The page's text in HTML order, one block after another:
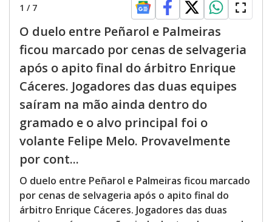
1 / 7
O duelo entre Peñarol e Palmeiras
ficou marcado por cenas de selvageria
após o apito final do árbitro Enrique
Cáceres. Jogadores das duas equipes
saíram na mão ainda dentro do
gramado e o alvo principal foi o
volante Felipe Melo. Provavelmente
por cont...
O duelo entre Peñarol e Palmeiras ficou marcado
por cenas de selvageria após o apito final do
árbitro Enrique Cáceres. Jogadores das duas